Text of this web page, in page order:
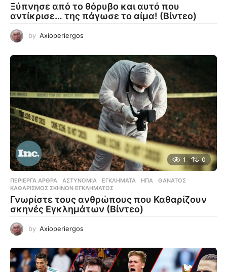
Ξύπνησε από το θόρυβο και αυτό που
αντίκρισε… της πάγωσε το αίμα! (Βίντεο)
by Axioperiergos
1 0
ΠΕΡΊΕΡΓΑ ΆΡΘΡΑ ΑΣΤΥΝΟΜΊΑ ,ΕΓΚΛΉΜΑΤΑ ,ΗΠΑ ,ΘΆΝΑΤΟΣ
ΚΑΘΑΡΙΣΜΌΣ ΣΚΗΝΏΝ ΕΓΚΛΉΜΑΤΟΣ
Γνωρίστε τους ανθρώπους που Καθαρίζουν
σκηνές Εγκλημάτων (Βίντεο)
by Axioperiergos